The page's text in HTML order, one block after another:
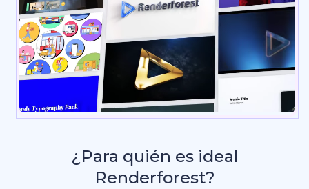
¿Para quién es ideal
Renderforest?